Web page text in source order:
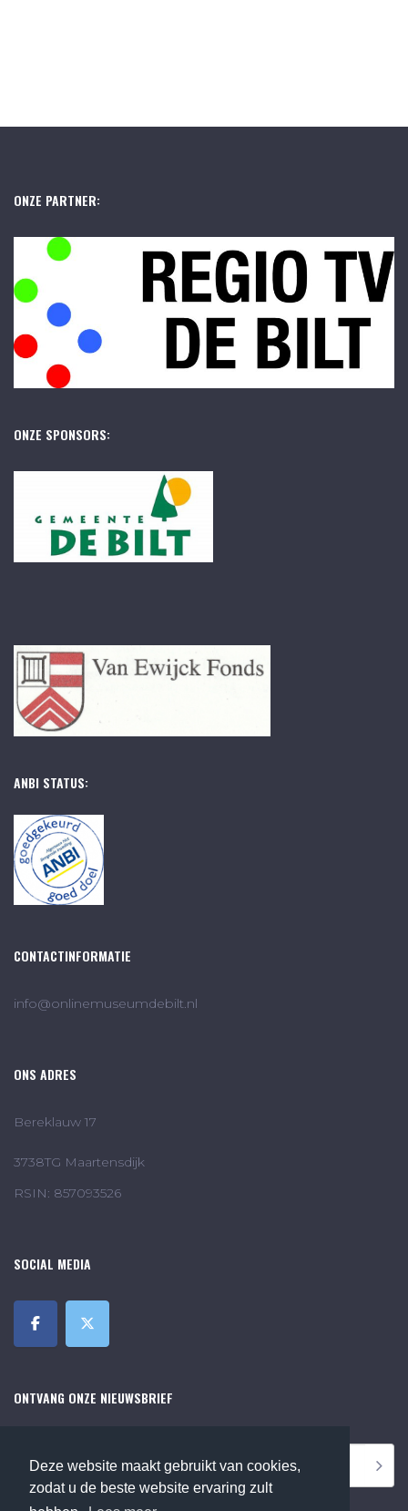
Deze website maakt gebruikt van cookies,
zodat u de beste website ervaring zult
ONZE PARTNER:
ONZE SPONSORS:
ANBI STATUS:
CONTACTINFORMATIE
info@onlinemuseumdebilt.nl
ONS ADRES
Bereklauw 17
3738TG Maartensdijk
RSIN: 857093526
SOCIAL MEDIA
ONTVANG ONZE NIEUWSBRIEF